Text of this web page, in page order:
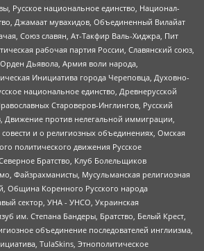
Русское национальное единство, Национал-
Джамаат мувахидов, Объединенный Вилайат
Союз славян, Ат-Такфир Валь-Хиджра, Пит
рабочая партия России, Славянский союз,
Дьявола, Армия воли народа,
Инициатива города Череповца, Духовно-
национальное единство, Древнерусской
Староверов-Инглингов, Русский
против нелегальной иммиграции,
и о религиозных объединениях, Омская
политического движения Русское
Братство, Клуб Болельщиков
Файзрахманисты, Мусульманская религиозная
Община Коренного Русского народа
сектор, УНА - УНСО, Украинская
им. Степана Бандеры, Братство, Белый Крест,
объединение последователей инглиизма,
TulaSkins, Этнополитическое